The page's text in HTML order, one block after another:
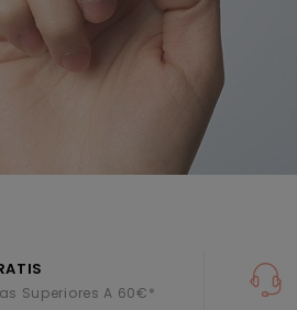
Superiores A 60€*